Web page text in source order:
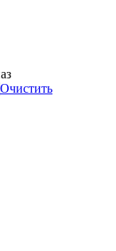
Очистить